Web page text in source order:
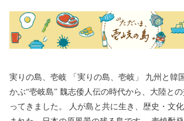
実りの島、壱岐 「実りの島、壱岐」 九州と韓国の間、玄海灘に浮
かぶ“壱岐島” 魏志倭人伝の時代から、大陸と
ってきました。 人が島と共に生き、歴史・文